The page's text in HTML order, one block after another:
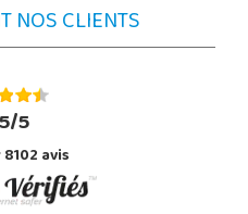
NOS CLIENTS
5
avis